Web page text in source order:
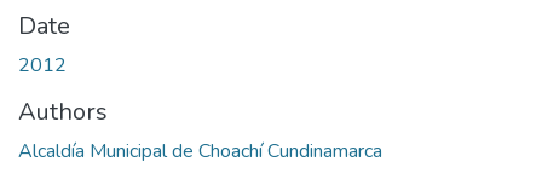
Date
2012
Authors
Alcaldía Municipal de Choachí Cundinamarca